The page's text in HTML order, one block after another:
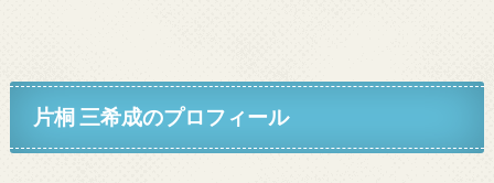
片桐 三希成のプロフィール